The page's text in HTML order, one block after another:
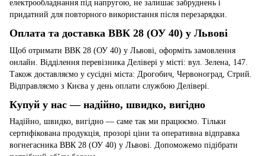
електрообладнання під напругою, не залишає забруднень і
придатний для повторного використання після перезарядки.
Оплата та доставка ВВК 28 (ОУ 40) у Львові
Щоб отримати ВВК 28 (ОУ 40) у Львові, оформіть замовлення
онлайн. Відділення перевізника Делівері у місті: вул. Зелена, 147.
Також доставляємо у сусідні міста: Дрогобич, Червоноград, Стрий.
Відправляємо з Києва у день оплати службою Делівері.
Купуй у нас — надійно, швидко, вигідно
Надійно, швидко, вигідно — саме так ми працюємо. Тільки
сертифікована продукція, прозорі ціни та оперативна відправка
вогнегасника ВВК 28 (ОУ 40) у Львові. Допоможемо підібрати